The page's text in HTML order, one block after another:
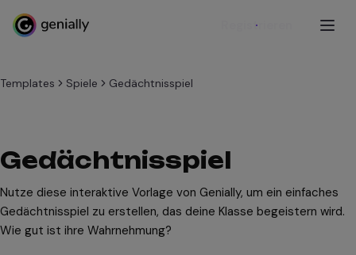
Registrieren
Templates Spiele Gedächtnisspiel
Gedächtnisspiel
Nutze diese interaktive Vorlage von Genially, um ein einfaches
Gedächtnisspiel zu erstellen, das deine Klasse begeistern wird.
Wie gut ist ihre Wahrnehmung?